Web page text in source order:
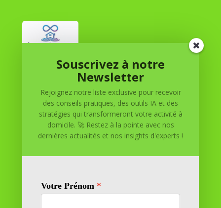
Réussite à Domicile
Réussite à Domicile est votre partenaire de confiance
pour atteindre vos objectifs depuis le confort de votre
maison. Nous offrons des solutions personnalisées pour
vous aider à réussir.
Souscrivez à notre
Newsletter
Rejoignez notre liste exclusive pour recevoir
des conseils pratiques, des outils IA et des
stratégies qui transformeront votre activité à
domicile. 🚀 Restez à la pointe avec nos
dernières actualités et nos insights d'experts !